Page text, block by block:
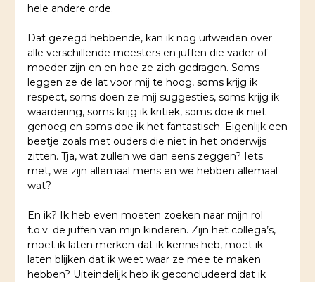
hele andere orde.
Dat gezegd hebbende, kan ik nog uitweiden over
alle verschillende meesters en juffen die vader of
moeder zijn en en hoe ze zich gedragen. Soms
leggen ze de lat voor mij te hoog, soms krijg ik
respect, soms doen ze mij suggesties, soms krijg ik
waardering, soms krijg ik kritiek, soms doe ik niet
genoeg en soms doe ik het fantastisch. Eigenlijk een
beetje zoals met ouders die niet in het onderwijs
zitten. Tja, wat zullen we dan eens zeggen? Iets
met, we zijn allemaal mens en we hebben allemaal
wat?
En ik? Ik heb even moeten zoeken naar mijn rol
t.o.v. de juffen van mijn kinderen. Zijn het collega’s,
moet ik laten merken dat ik kennis heb, moet ik
laten blijken dat ik weet waar ze mee te maken
hebben? Uiteindelijk heb ik geconcludeerd dat ik